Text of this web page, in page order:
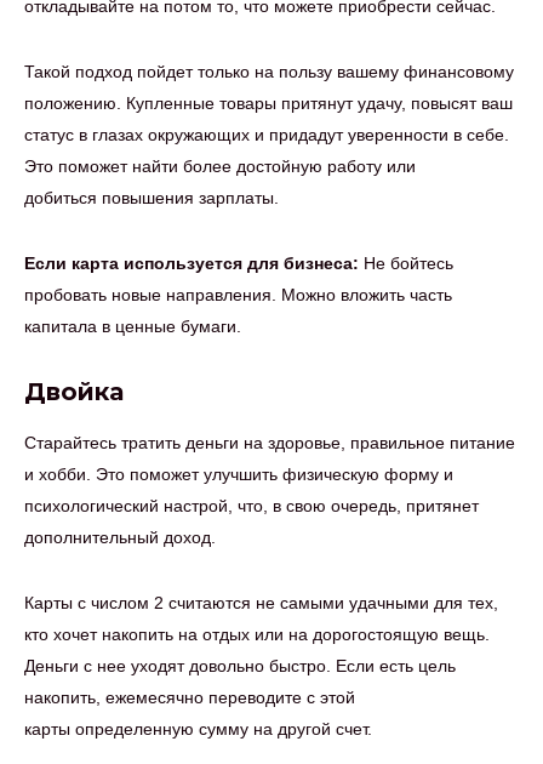
откладывайте на потом то, что можете приобрести сейчас.
Такой подход пойдет только на пользу вашему финансовому
положению. Купленные товары притянут удачу, повысят ваш
статус в глазах окружающих и придадут уверенности в себе.
Это поможет найти более достойную работу или
добиться повышения зарплаты.
Если карта используется для бизнеса: Не бойтесь
пробовать новые направления. Можно вложить часть
капитала в ценные бумаги.
Двойка
Старайтесь тратить деньги на здоровье, правильное питание
и хобби. Это поможет улучшить физическую форму и
психологический настрой, что, в свою очередь, притянет
дополнительный доход.
Карты с числом 2 считаются не самыми удачными для тех,
кто хочет накопить на отдых или на дорогостоящую вещь.
Деньги с нее уходят довольно быстро. Если есть цель
накопить, ежемесячно переводите с этой
карты определенную сумму на другой счет.